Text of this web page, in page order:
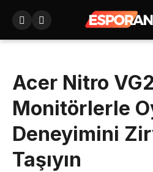
Acer Nitro
Monitörlerle
Deneyimini
Taşıyın